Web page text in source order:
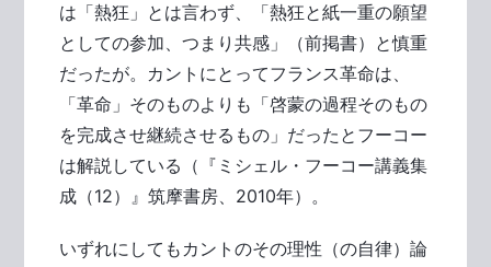
は「熱狂」とは言わず、「熱狂と紙一重の願望
としての参加、つまり共感」（前掲書）と慎重
だったが。カントにとってフランス革命は、
「革命」そのものよりも「啓蒙の過程そのもの
を完成させ継続させるもの」だったとフーコー
は解説している（『ミシェル・フーコー講義集
成（12）』筑摩書房、2010年）。
いずれにしてもカントのその理性（の自律）論